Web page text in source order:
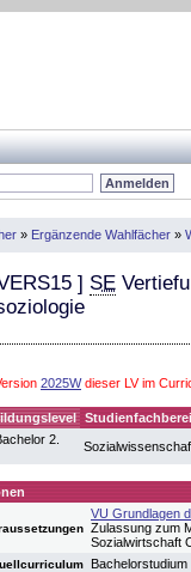
» Ergänzende Wahlfächer »
] SE
2025Wdieser LV im
2.
VU Grundlagen
Zulassung zum
Sozialwirtschaft